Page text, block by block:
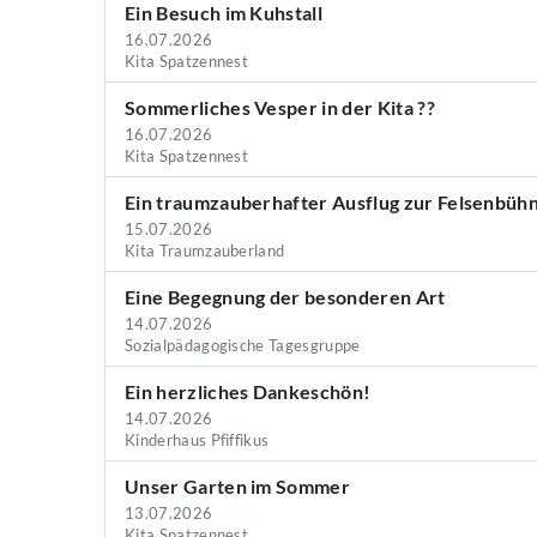
Ein Besuch im Kuhstall
16.07.2026
Kita Spatzennest
Sommerliches Vesper in der Kita ??
16.07.2026
Kita Spatzennest
Ein traumzauberhafter Ausflug zur
15.07.2026
Kita Traumzauberland
Eine Begegnung der besonderen Art
14.07.2026
Sozialpädagogische Tagesgruppe
Ein herzliches Dankeschön!
14.07.2026
Kinderhaus Pfiffikus
Unser Garten im Sommer
13.07.2026